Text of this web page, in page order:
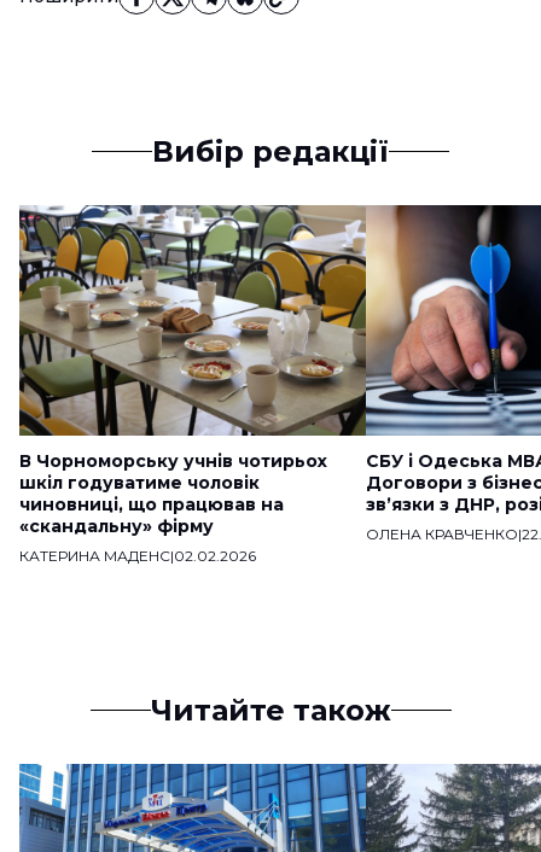
Вибір редакції
В Чорноморську учнів чотирьох
шкіл годуватиме чоловік
чиновниці, що працював на
«скандальну» фірму
КАТЕРИНА МАДЕНС|02.02.2026
СБУ і Одеська
Договори з
звʼязки з ДНР,
ОЛЕНА КРАВЧЕНКО|
Читайте також